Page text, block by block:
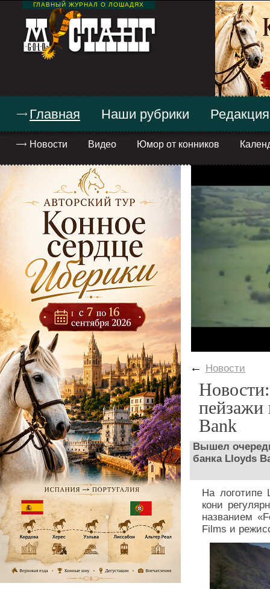
ГЛАВНЫЙ ЖУРНАЛ О ЛОШАДЯХ
Главная
Новости Видео Юмор от конников
Наши рубрики Редакция
← Новости
пейзажи
Bank
Вышел
банка Lloyds
На логотипе
кони
названием
Films и